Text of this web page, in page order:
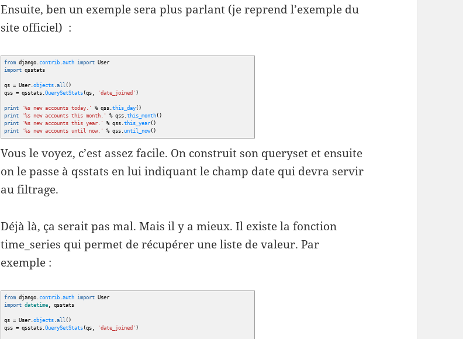
Ensuite, ben un exemple sera plus parlant (je reprend l’exemple du
site officiel) :
from django.contrib .auth import User
import qsstats
qs= User.objects .all ( )
qss= qsstats.QuerySetStats (qs , 'date_joined' )
print '%s new accounts today.' % qss.this_day ( )
print
'%s new accounts this month.' % qss.this_month ( )
print
'%s new accounts this year.' % qss.this_year ( )
print
'%s new accounts until now.' % qss.until_now( )
Vous le voyez, c’est assez facile. On construit son queryset et ensuite
on le passe à qsstats en lui indiquant le champ date qui devra servir
au filtrage.
Déjà là, ça serait pas mal. Mais il y a mieux. Il existe la fonction
time_series qui permet de récupérer une liste de valeur. Par
exemple :
from django.contrib .auth import User
import datetime qsstats
qs= User.objects .all ( )
qss= qsstats.QuerySetStats (qs 'date_joined' )